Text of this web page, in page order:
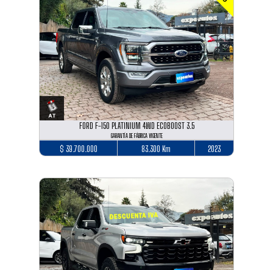
FORD F-150 PLATINIUM 4WD ECOBOOST 3.5
GARANTÍA DE FÁBRICA VIGENTE
$ 39.700.000 83.300 Km 2023